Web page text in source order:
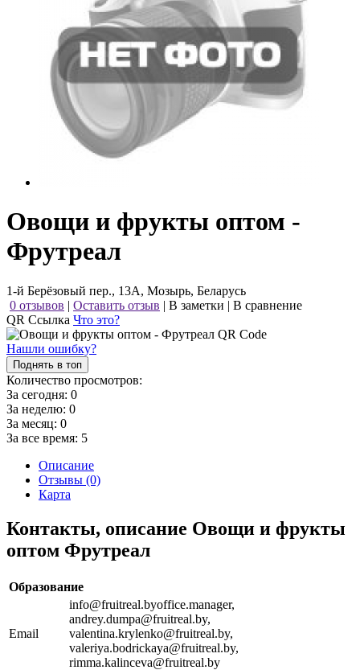
Овощи и фрукты оптом -
Фрутреал
1-й Берёзовый пер., 13А, Мозырь, Беларусь
0 отзывов | Оставить отзыв | В заметки | В сравнение
QR Ссылка Что это?
Нашли ошибку?
Поднять в топ
Количество просмотров:
За сегодня: 0
За неделю: 0
За месяц: 0
За все время: 5
Описание
Отзывы (0)
Карта
Контакты, описание Овощи и фрукты
оптом Фрутреал
Образование
Email
info@fruitreal.byoffice.manager,
andrey.dumpa@fruitreal.by,
valentina.krylenko@fruitreal.by,
valeriya.bodrickaya@fruitreal.by,
rimma.kalinceva@fruitreal.by